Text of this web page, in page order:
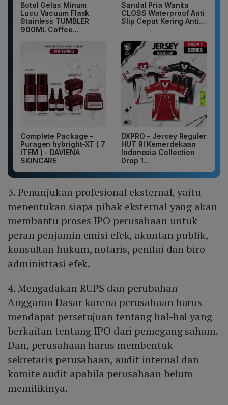
Botol Gelas Minum
Lucu Vacuum Flask
Stainless TUMBLER
900ML Coffee...
Sandal Pria Wanita
CLOSS Waterproof Anti
Slip Cepat Kering Anti...
Complete Package -
Puragen hybright-XT ( 7
ITEM ) - DAVIENA
SKINCARE
DXPRO - Jersey Reguler
HUT RI Kemerdekaan
Indonesia Collection
Drop 1...
3. Penunjukan profesional eksternal, yaitu
menentukan siapa pihak eksternal yang akan
membantu proses IPO perusahaan untuk
peran penjamin emisi efek, akuntan publik,
konsultan hukum, notaris, penilai dan biro
administrasi efek.
4. Mengadakan RUPS dan perubahan
Anggaran Dasar karena perusahaan harus
mendapat persetujuan tentang hal-hal yang
berkaitan tentang IPO dari pemegang saham.
Dan, perusahaan harus membentuk
sekretaris perusahaan, audit internal dan
komite audit apabila perusahaan belum
memilikinya.